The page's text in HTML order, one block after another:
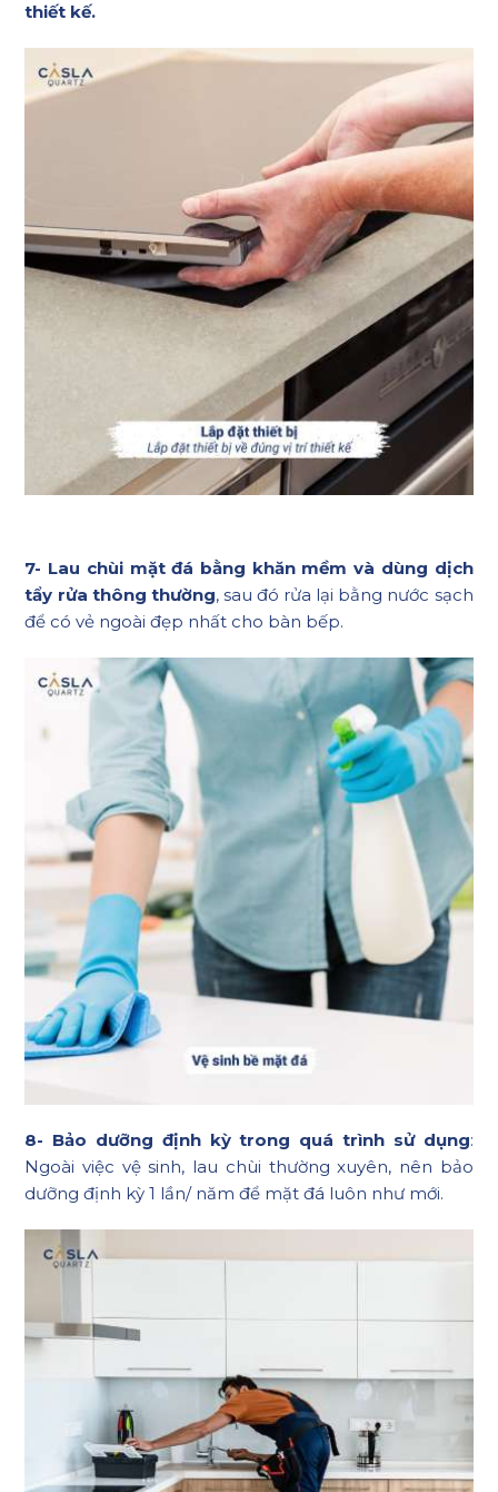
thiết kế.
7- Lau chùi mặt đá bằng khăn mềm và dùng dịch
tẩy rửa thông thường, sau đó rửa lại bằng nước sạch
để có vẻ ngoài đẹp nhất cho bàn bếp.
8- Bảo dưỡng định kỳ trong quá trình sử dụng:
Ngoài việc vệ sinh, lau chùi thường xuyên, nên bảo
dưỡng định kỳ 1 lần/ năm để mặt đá luôn như mới.